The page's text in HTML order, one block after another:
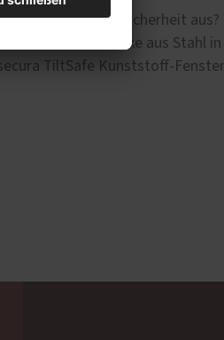
sieht es mit der Sicherheit
aus Stahl
TiltSafe Kunststoff-